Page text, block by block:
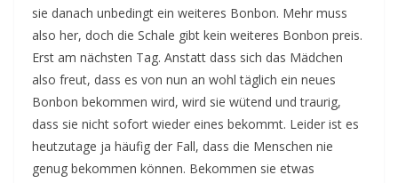
sie danach unbedingt ein weiteres Bonbon. Mehr muss
also her, doch die Schale gibt kein weiteres Bonbon preis.
Erst am nächsten Tag. Anstatt dass sich das Mädchen
also freut, dass es von nun an wohl täglich ein neues
Bonbon bekommen wird, wird sie wütend und traurig,
dass sie nicht sofort wieder eines bekommt. Leider ist es
heutzutage ja häufig der Fall, dass die Menschen nie
genug bekommen können. Bekommen sie etwas